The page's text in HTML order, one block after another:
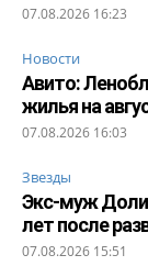
07.08.2026 16:23
Новости
Авито:
жилья на
07.08.2026 16:03
Звезды
Экс-муж
лет после
07.08.2026 15:51